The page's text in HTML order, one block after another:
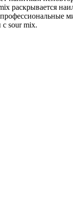
раскрывается
sour mix.